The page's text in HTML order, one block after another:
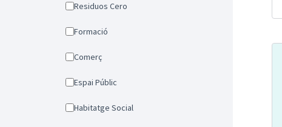
Residuos Cero
Formació
Comerç
Espai Públic
Habitatge Social